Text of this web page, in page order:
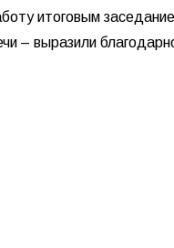
итоговым
– выразили